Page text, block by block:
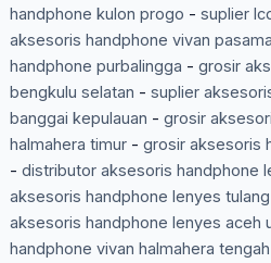
handphone kulon progo - suplier
aksesoris handphone vivan
handphone purbalingga - grosir
bengkulu selatan - suplier
banggai kepulauan - grosir
halmahera timur- grosir aksesoris
- distributor aksesoris handphone
aksesoris handphone lenyes
aksesoris handphone lenyes aceh
handphone vivan halmahera tengah